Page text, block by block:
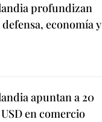
profundizan
economía y
apuntan a 20
en comercio